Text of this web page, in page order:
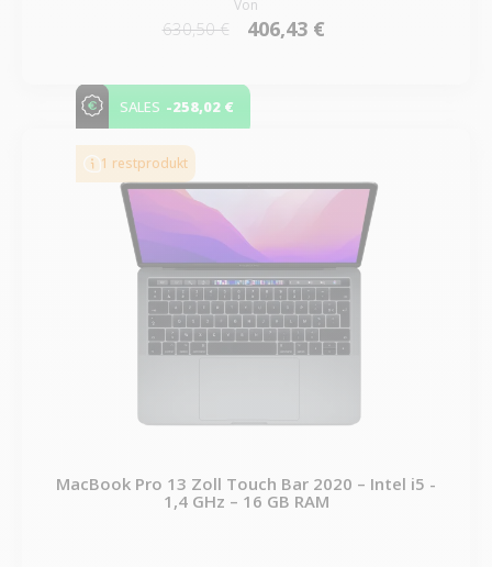
Von
630,50 € 406,43 €
SALES -258,02 €
1 restprodukt
MacBook Pro 13 Zoll Touch Bar 2020 – Intel i5 -
1,4 GHz – 16 GB RAM